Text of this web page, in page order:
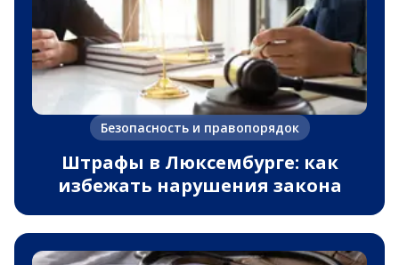
Безопасность и правопорядок
Штрафы в Люксембурге: как
избежать нарушения закона